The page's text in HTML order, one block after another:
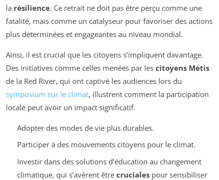
la résilience. Ce retrait ne doit pas être perçu comme une
fatalité, mais comme un catalyseur pour favoriser des actions
plus déterminées et engageantes au niveau mondial.
Ainsi, il est crucial que les citoyens s’impliquent davantage.
Des initiatives comme celles menées par les citoyens Métis
de la Red River, qui ont captivé les audiences lors du
symposium sur le climat, illustrent comment la participation
locale peut avoir un impact significatif.
Adopter des modes de vie plus durables.
Participer à des mouvements citoyens pour le climat.
Investir dans des solutions d’éducation au changement
climatique, qui s’avèrent être crucialespour sensibiliser